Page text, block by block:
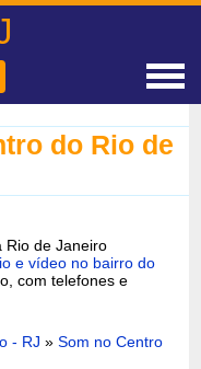
do Rio de
Rio de Janeiro
e vídeo no bairro do
com telefones e
- RJ »Som no Centro